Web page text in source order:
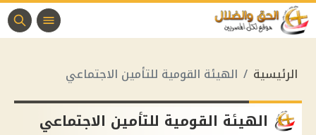
الرئيسية الهيئة القومية للتأمين الاجتماعي
الهيئة القومية للتأمين الاجتماعي